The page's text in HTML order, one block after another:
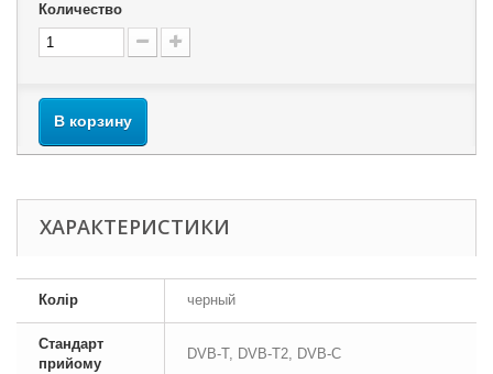
Количество
В корзину
ХАРАКТЕРИСТИКИ
Колір черный
Стандарт
прийому
DVB-T, DVB-T2, DVB-C